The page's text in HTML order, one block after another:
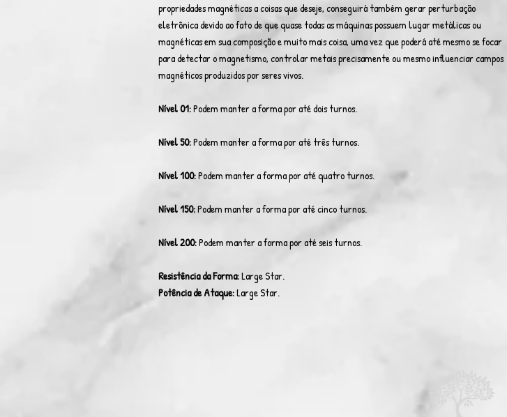
propriedades magnéticas a coisas que deseje, conseguirá também gerar perturbação
eletrônica devido ao fato de que quase todas as máquinas possuem lugar metálicas ou
magnéticas em sua composição e muito mais coisa, uma vez que poderá até mesmo se focar
para detectar o magnetismo, controlar metais precisamente ou mesmo influenciar campos
magnéticos produzidos por seres vivos.
Nível 01:Podem manter a forma por até dois turnos.
Nível 50:Podem manter a forma por até três turnos.
Nível 100:Podem manter a forma por até quatro turnos.
Nível 150:Podem manter a forma por até cinco turnos.
Nível 200:Podem manter a forma por até seis turnos.
Resistência da Forma:Large Star.
Potência de Ataque:Large Star.